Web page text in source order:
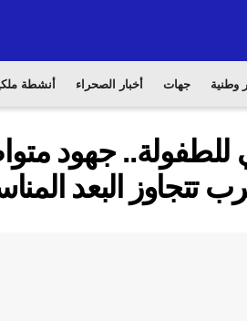
وطنية جهات أخبار الصحراء أنشطة
للطفولة.. جهود
تتجاوز البعد